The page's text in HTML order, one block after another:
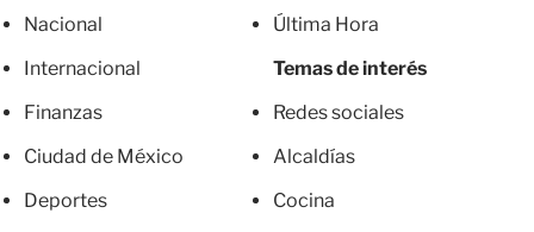
Nacional
Internacional
Finanzas
Ciudad de México
Deportes
Última Hora
Temas de interés
Redes sociales
Alcaldías
Cocina